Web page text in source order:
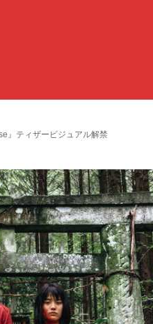
』ティザービジュアル解禁